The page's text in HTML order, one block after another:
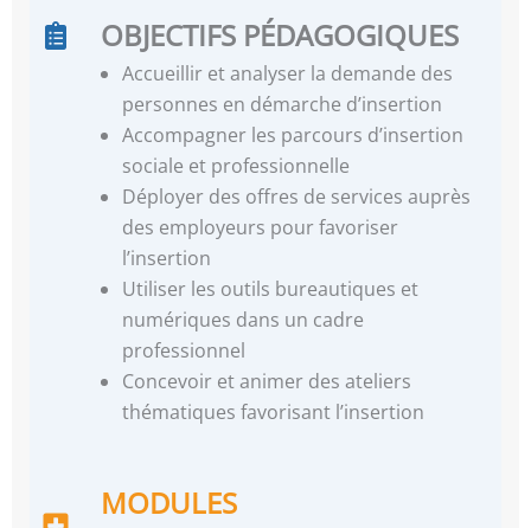
OBJECTIFS PÉDAGOGIQUES
Accueillir et analyser la demande des
personnes en démarche d’insertion
Accompagner les parcours d’insertion
sociale et professionnelle
Déployer des offres de services auprès
des employeurs pour favoriser
l’insertion
Utiliser les outils bureautiques et
numériques dans un cadre
professionnel
Concevoir et animer des ateliers
thématiques favorisant l’insertion
MODULES